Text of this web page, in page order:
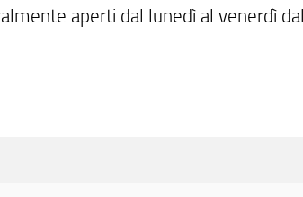
aperti dal lunedì al venerdì